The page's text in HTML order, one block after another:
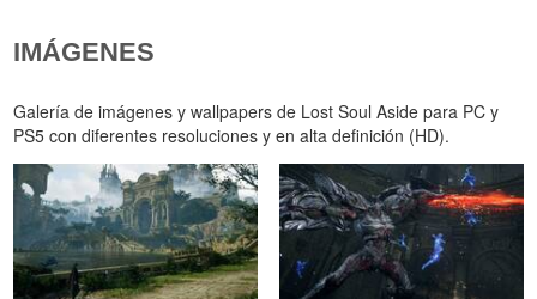
IMÁGENES
Galería de imágenes y wallpapers de Lost Soul Aside para PC y
PS5 con diferentes resoluciones y en alta definición (HD).